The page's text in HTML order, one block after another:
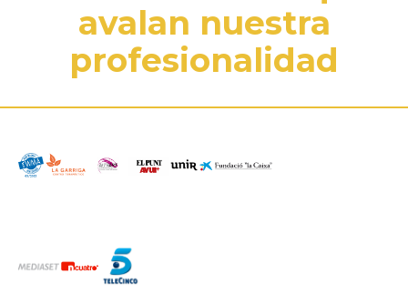
avalan nuestra
profesionalidad